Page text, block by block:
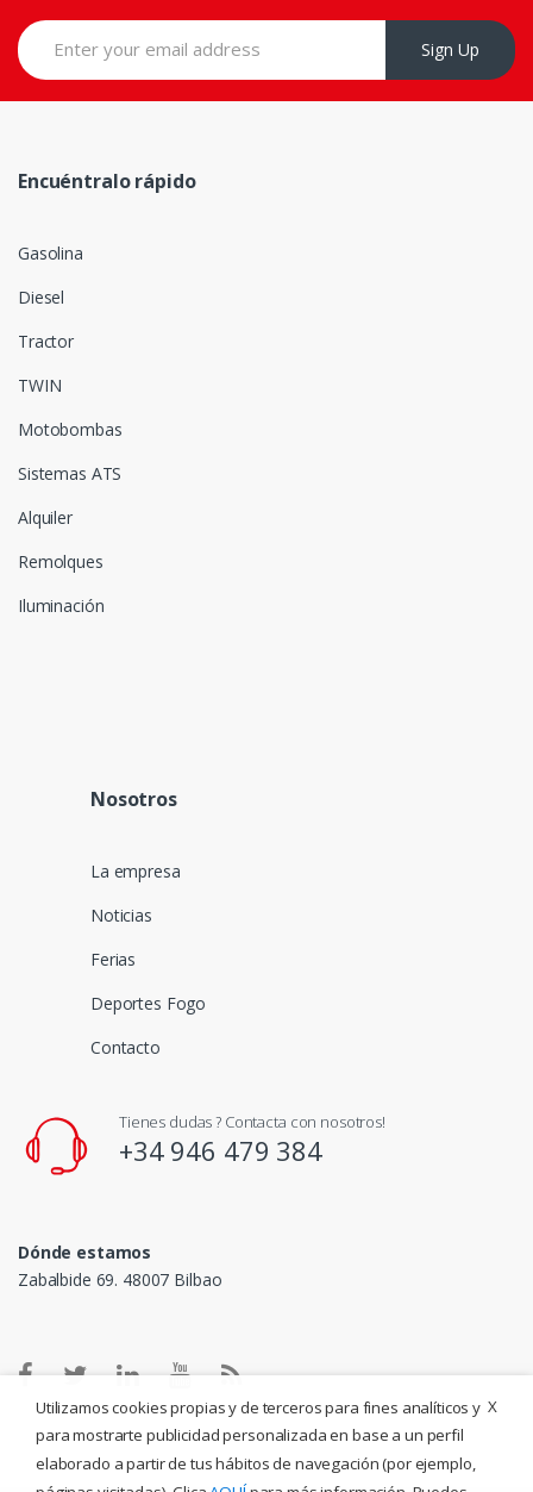
Sign Up
Encuéntralo rápido
Gasolina
Diesel
Tractor
TWIN
Motobombas
Sistemas ATS
Alquiler
Remolques
Iluminación
Nosotros
La empresa
Noticias
Ferias
Deportes Fogo
Contacto
Tienes dudas ? Contacta con nosotros!
+34 946 479 384
Dónde estamos
Zabalbide 69. 48007 Bilbao
X
Utilizamos cookies propias y de terceros para fines analíticos y
para mostrarte publicidad personalizada en base a un perfil
elaborado a partir de tus hábitos de navegación (por ejemplo,